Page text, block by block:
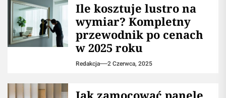
Ile kosztuje lustro na
wymiar? Kompletny
przewodnik po cenach
w 2025 roku
Redakcja 2 Czerwca, 2025